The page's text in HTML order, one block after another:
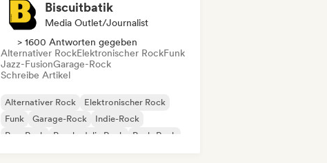
Biscuitbatik
Media Outlet/Journalist
> 1600 Antworten gegeben
Alternativer RockElektronischer RockFunk
Jazz-FusionGarage-Rock
Schreibe Artikel
Alternativer Rock
Elektronischer Rock
Funk
Garage-Rock
Indie-Rock
Pop-Punk
Psychedelic Rock Punk-Rock